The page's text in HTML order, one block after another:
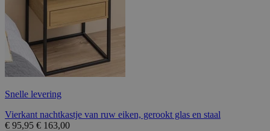
Snelle levering
Vierkant nachtkastje van ruw eiken, gerookt glas en staal
€ 95,95 € 163,00